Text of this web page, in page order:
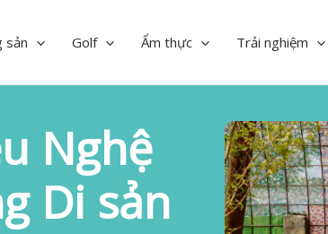
sản Golf Ẩm thực Trải nghiệm
Nghệ
Di sản